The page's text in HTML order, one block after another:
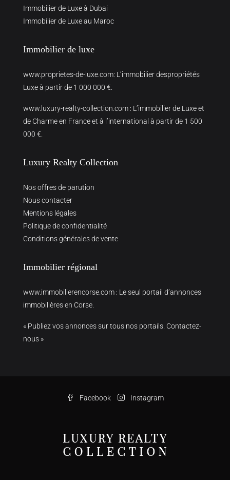
Immobilier de Luxe à Dubai
Immobilier de Luxe au Maroc
Immobilier de luxe
www.proprietes-de-luxe.com: L’immobilier despropriétés
Luxe à partir de 1 000 000 €.
www.luxury-realty-collection.com : L’immobilier de Luxe et
de Charme en France et à l’international à partir de 1 500
000 €.
Luxury Realty Collection
Nos offres de parution
Nous contacter
Mentions légales
Politique de confidentialité
Conditions générales de vente
Immobilier régional
www.immobilierencorse.com : Le seul portail d’annonces
immobilières en Corse.
« Publiez vos annonces sur tous nos portails. Contactez-
nous »
Facebook Instagram